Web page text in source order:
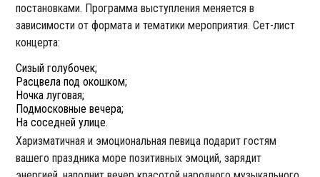
постановками. Программа выступления меняется в
зависимости от формата и тематики мероприятия. Сет-лист
концерта:
Сизый голубочек;
Расцвела под окошком;
Ночка луговая;
Подмосковные вечера;
На соседней улице.
Харизматичная и эмоциональная певица подарит гостям
вашего праздника море позитивных эмоций, зарядит